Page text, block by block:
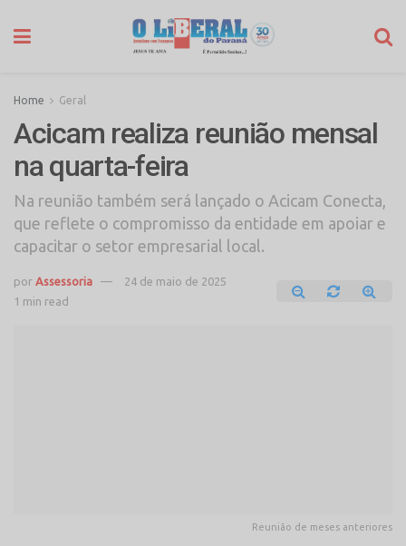
Home Geral
Acicam realiza reunião mensal
na quarta-feira
Na reunião também será lançado o Acicam Conecta,
que reflete o compromisso da entidade em apoiar e
capacitar o setor empresarial local.
por Assessoria
24 de maio de 2025
1 min read
Reunião de meses anteriores